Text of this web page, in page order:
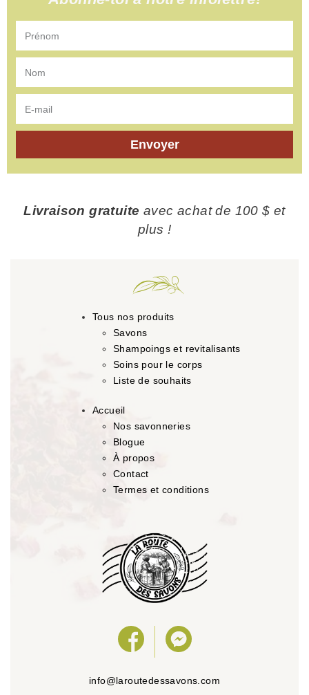
Envoyer
Livraison gratuite avec achat de 100 $ et
plus !
Tous nos produits
Savons
Shampoings et revitalisants
Soins pour le corps
Liste de souhaits
Accueil
Nos savonneries
Blogue
À propos
Contact
Termes et conditions
info@laroutedessavons.com